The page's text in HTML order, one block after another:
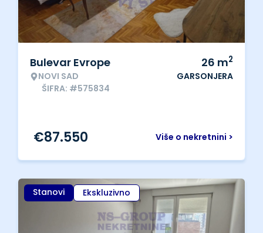
Bulevar Evrope
NOVI SAD
ŠIFRA: #575834
26 m2
GARSONJERA
Više o nekretnini >
€87.550
Stanovi Ekskluzivno